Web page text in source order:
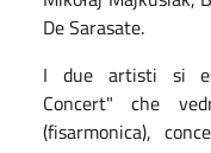
De Sarasate.
I due artisti si
Concert" che
(fisarmonica),